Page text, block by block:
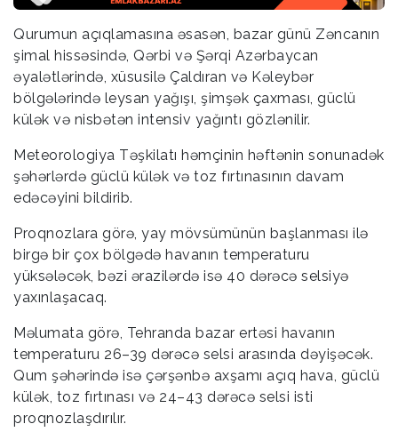
Qurumun açıqlamasına əsasən, bazar günü Zəncanın
şimal hissəsində, Qərbi və Şərqi Azərbaycan
əyalətlərində, xüsusilə Çaldıran və Kəleybər
bölgələrində leysan yağışı, şimşək çaxması, güclü
külək və nisbətən intensiv yağıntı gözlənilir.
Meteorologiya Təşkilatı həmçinin həftənin sonunadək
şəhərlərdə güclü külək və toz fırtınasının davam
edəcəyini bildirib.
Proqnozlara görə, yay mövsümünün başlanması ilə
birgə bir çox bölgədə havanın temperaturu
yüksələcək, bəzi ərazilərdə isə 40 dərəcə selsiyə
yaxınlaşacaq.
Məlumata görə, Tehranda bazar ertəsi havanın
temperaturu 26–39 dərəcə selsi arasında dəyişəcək.
Qum şəhərində isə çərşənbə axşamı açıq hava, güclü
külək, toz fırtınası və 24–43 dərəcə selsi isti
proqnozlaşdırılır.